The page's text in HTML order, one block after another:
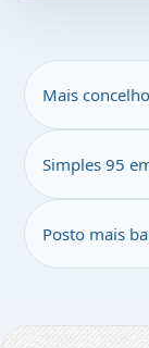
Mais
Simples 95
Posto mais